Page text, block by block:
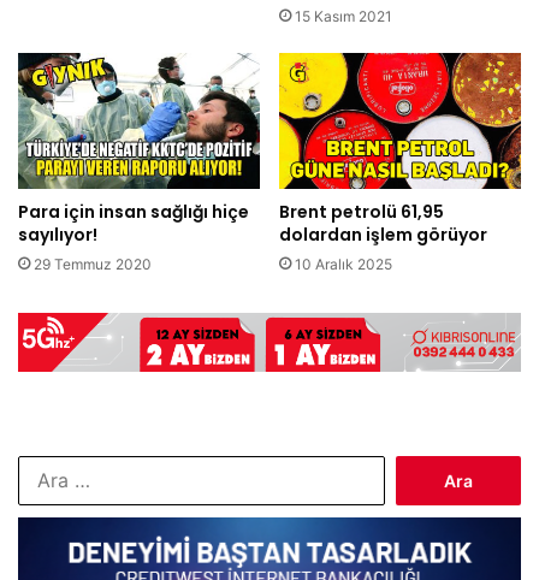
15 Kasım 2021
Para için insan sağlığı hiçe
sayılıyor!
29 Temmuz 2020
Brent petrolü 61,95
dolardan işlem görüyor
10 Aralık 2025